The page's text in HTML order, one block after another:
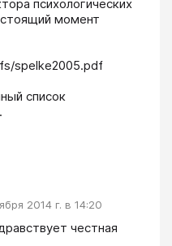
психологических
момент
spelke2005.pdf
список
2014 г. в 14:20
честная